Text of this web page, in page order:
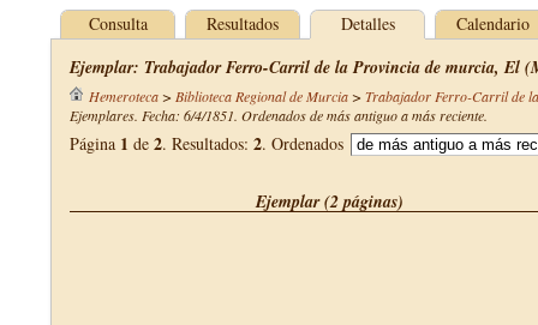
Consulta Resultados Detalles Calendario
Ejemplar: Trabajador Ferro-Carril de la Provincia de murcia, El
Hemeroteca> Biblioteca Regional de Murcia> Trabajador Ferro-Carril de
Ejemplares. Fecha: 6/4/1851. Ordenados de más antiguo a más reciente.
Página 1 de 2. Resultados: 2. Ordenados
Ejemplar (2 páginas)